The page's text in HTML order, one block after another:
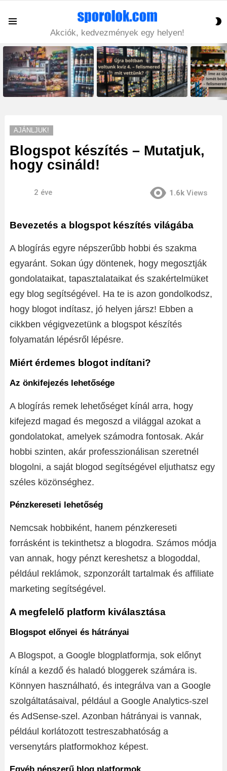
Akciók, kedvezmények egy helyen!
LATEST
STORIES
AJÁNLJUK!
Blogspot készítés – Mutatjuk,
hogy csináld!
2 éve 1.6k Views
Bevezetés a blogspot készítés világába
A blogírás egyre népszerűbb hobbi és szakma
egyaránt. Sokan úgy döntenek, hogy megosztják
gondolataikat, tapasztalataikat és szakértelmüket
egy blog segítségével. Ha te is azon gondolkodsz,
hogy blogot indítasz, jó helyen jársz! Ebben a
cikkben végigvezetünk a blogspot készítés
folyamatán lépésről lépésre.
Miért érdemes blogot indítani?
Az önkifejezés lehetősége
A blogírás remek lehetőséget kínál arra, hogy
kifejezd magad és megoszd a világgal azokat a
gondolatokat, amelyek számodra fontosak. Akár
hobbi szinten, akár professzionálisan szeretnél
blogolni, a saját blogod segítségével eljuthatsz egy
széles közönséghez.
Pénzkereseti lehetőség
Nemcsak hobbiként, hanem pénzkereseti
forrásként is tekinthetsz a blogodra. Számos módja
van annak, hogy pénzt kereshetsz a blogoddal,
például reklámok, szponzorált tartalmak és affiliate
marketing segítségével.
A megfelelő platform kiválasztása
Blogspot előnyei és hátrányai
A Blogspot, a Google blogplatformja, sok előnyt
kínál a kezdő és haladó bloggerek számára is.
Könnyen használható, és integrálva van a Google
szolgáltatásaival, például a Google Analytics-szel
és AdSense-szel. Azonban hátrányai is vannak,
például korlátozott testreszabhatóság a
versenytárs platformokhoz képest.